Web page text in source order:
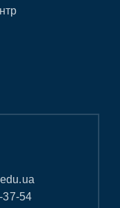
37-54